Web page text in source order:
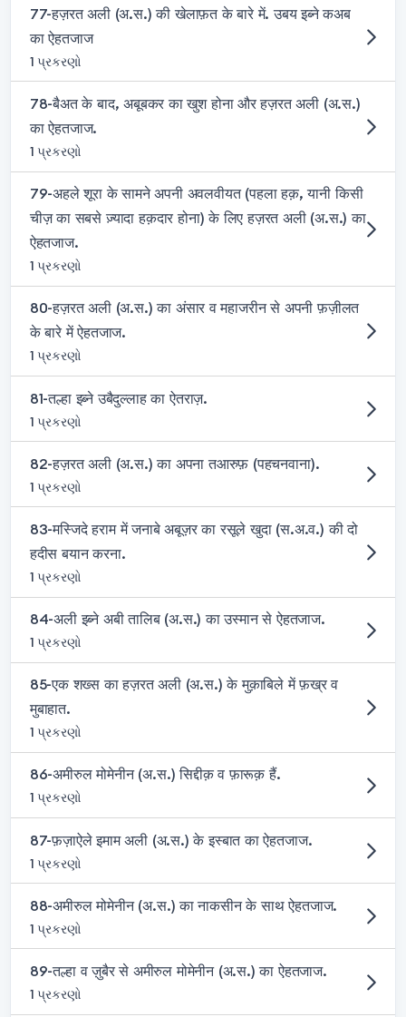
77-हज़रत अली (अ.स.) की खेलाफ़त के बारे में. उबय इब्ने कअब
का ऐहतजाज
1 પ્રકરણો
78-बैअत के बाद, अबूबकर का खुश होना और हज़रत अली (अ.स.)
का ऐहतजाज.
1 પ્રકરણો
79-अहले शूरा के सामने अपनी अवलवीयत (पहला हक़, यानी किसी
चीज़ का सबसे ज़्यादा हक़दार होना) के लिए हज़रत अली (अ.स.) का
ऐहतजाज.
1 પ્રકરણો
80-हज़रत अली (अ.स.) का अंसार व महाजरीन से अपनी फ़ज़ीलत
के बारे में ऐहतजाज.
1 પ્રકરણો
81-तल्हा इब्ने उबैदुल्लाह का ऐतराज़.
1 પ્રકરણો
82-हज़रत अली (अ.स.) का अपना तआरुफ़ (पहचनवाना).
1 પ્રકરણો
83-मस्जिदे हराम में जनाबे अबूज़र का रसूले खुदा (स.अ.व.) की दो
हदीस बयान करना.
1 પ્રકરણો
84-अली इब्ने अबी तालिब (अ.स.) का उस्मान से ऐहतजाज.
1 પ્રકરણો
85-एक शख्स का हज़रत अली (अ.स.) के मुक़ाबिले में फ़ख्र व
मुबाहात.
1 પ્રકરણો
86-अमीरुल मोमेनीन (अ.स.) सिद्दीक़ व फ़ारूक़ हैं.
1 પ્રકરણો
87-फ़ज़ाऐले इमाम अली (अ.स.) के इस्बात का ऐहतजाज.
1 પ્રકરણો
88-अमीरुल मोमेनीन (अ.स.) का नाकसीन के साथ ऐहतजाज.
1 પ્રકરણો
89-तल्हा व ज़ुबैर से अमीरुल मोमेनीन (अ.स.) का ऐहतजाज.
1 પ્રકરણો